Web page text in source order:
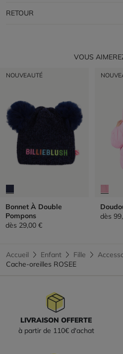
RETOUR
VOUS
NOUVEAUTÉ
Bonnet À Double
Pompons
dès 29,00 €
dès
Accueil Enfant Fille
Cache-oreilles ROSEE
LIVRAISON OFFERTE
à partir de 110€ d'achat